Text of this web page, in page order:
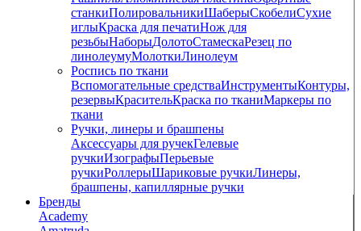
станкиПолировальникиШаберыСкобелиСухие
иглыКраска для печатиНож для
резьбыНаборыДолотоСтамескаРезец по
линолеумуМолоткиЛинолеум
Роспись по ткани
Вспомогательные средстваИнструментыКонтуры,
резервыКрасительКраска по тканиМаркеры по
ткани
Ручки, линеры и брашпены
Аксессуары для ручекГелевые
ручкиИзографыПерьевые
ручкиРоллерыШариковые ручкиЛинеры,
брашпены, капиллярные ручки
Бренды
Academy